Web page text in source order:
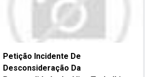
Petição Incidente De
Desconsideração Da